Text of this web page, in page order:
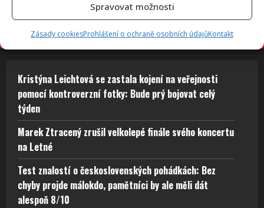
Spravovat možnosti
Zásady cookiesProhlášení o ochraně osobních údajůKontakt
Kristýna Leichtová se zastala kojení na veřejnosti
pomocí kontroverzní fotky: Bude prý bojovat celý
týden
Marek Ztracený zrušil velkolepé finále svého koncertu
na Letné
Test znalostí o československých pohádkách: Bez
chyby projde málokdo, pamětníci by ale měli dát
alespoň 8/10